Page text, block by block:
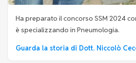
Ha preparato il concorso SSM 2024
è specializzando in Pneumologia.
Guarda la storia di Dott. Niccolò